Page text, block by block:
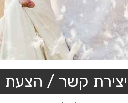
יצירת קשר / הצעת